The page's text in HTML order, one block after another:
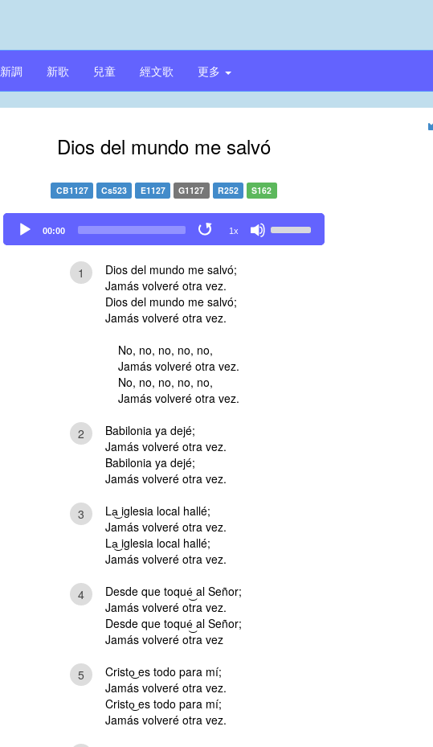
新調 新歌 兒童 經文歌 更多
Dios del mundo me salvó
CB1127 Cs523 E1127 G1127 R252 S162
Audio
Player
00:00 1x
Up/Down
1
Dios del mundo me salvó;
Jamás volveré otra vez.
Dios del mundo me salvó;
Jamás volveré otra vez.
No, no, no, no, no,
Jamás volveré otra vez.
No, no, no, no, no,
Jamás volveré otra vez.
2
Babilonia ya dejé;
Jamás volveré otra vez.
Babilonia ya dejé;
Jamás volveré otra vez.
3
La͜ iglesia local hallé;
Jamás volveré otra vez.
La͜ iglesia local hallé;
Jamás volveré otra vez.
4
Desde que toqué͜ al Señor;
Jamás volveré otra vez.
Desde que toqué͜ al Señor;
Jamás volveré otra vez
5
Cristo͜ es todo para mí;
Jamás volveré otra vez.
Cristo͜ es todo para mí;
Jamás volveré otra vez.